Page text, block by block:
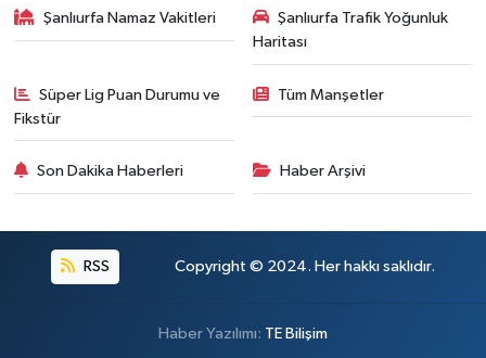
Şanlıurfa Namaz Vakitleri
Şanlıurfa Trafik Yoğunluk
Haritası
Süper Lig Puan Durumu ve
Fikstür
Tüm Manşetler
Son Dakika Haberleri Haber Arşivi
RSS Copyright © 2024. Her hakkı saklıdır.
Haber Yazılımı: TE Bilişim